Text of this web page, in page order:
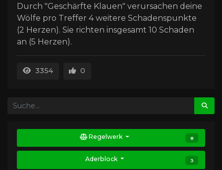
Durch "Geschärfte Klauen" verursachen deine
Wölfe pro Treffer 4 weitere Schadenspunkte
(2 Herzen). Sie richten insgesamt 10 Schaden
an (5 Herzen).
3354 0
Regelwerk 8
Aderblock 3